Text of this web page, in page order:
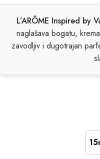
L’ARÔME Inspired by
naglašava bogatu,
zavodljiv i dugotrajan